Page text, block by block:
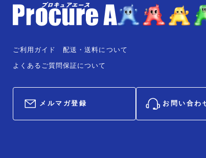
ご利用ガイド
よくあるご質問
配送・送料について
保証について
メルマガ登録 お問い合わ